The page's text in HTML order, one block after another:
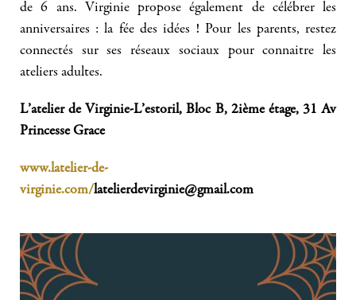
de 6 ans. Virginie propose également de célébrer les
anniversaires : la fée des idées ! Pour les parents, restez
connectés sur ses réseaux sociaux pour connaitre les
ateliers adultes.
L’atelier de Virginie-L’estoril, Bloc B, 2ième étage, 31 Av
Princesse Grace
www.latelier-de-
virginie.com/latelierdevirginie@gmail.com